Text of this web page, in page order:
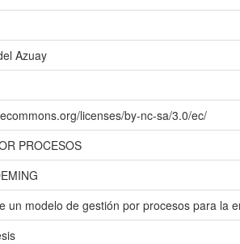
Azuay
licenses/by-nc-sa/3.0/ec/
PROCESOS
un modelo de gestión por procesos para la